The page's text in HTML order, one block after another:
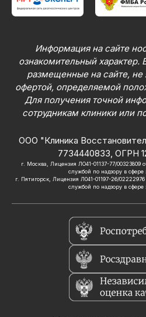
Информация на сайте
ознакомительный
размещенные на сайте, не
офертой, определяемой
Для получения точной
сотрудникам клиники или
ООО "Клиника
7734440833, ОГРН
г. Москва, Лицензия ЛО41-01137-77/00323809
службой по надзору в сфере
г. Пятигорск, Лицензия Л041-01197-26/
службой по надзору в сфере